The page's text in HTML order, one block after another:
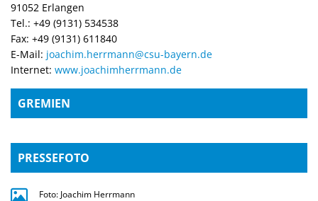
91052 Erlangen
Tel.: +49 (9131) 534538
Fax: +49 (9131) 611840
E-Mail: joachim.herrmann@csu-bayern.de
Internet: www.joachimherrmann.de
GREMIEN
PRESSEFOTO
Foto: Joachim Herrmann